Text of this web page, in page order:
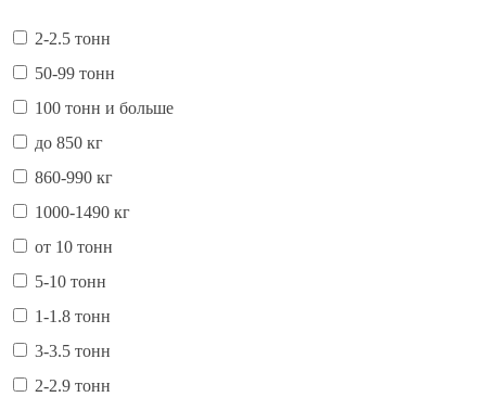
2-2.5 тонн
50-99 тонн
100 тонн и больше
до 850 кг
860-990 кг
1000-1490 кг
от 10 тонн
5-10 тонн
1-1.8 тонн
3-3.5 тонн
2-2.9 тонн